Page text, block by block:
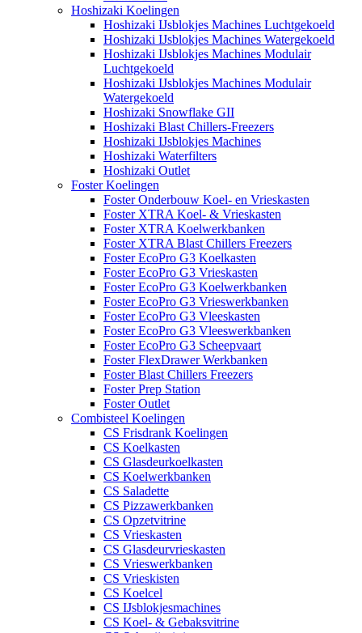
Hoshizaki Koelingen
Hoshizaki IJsblokjes Machines Luchtgekoeld
Hoshizaki IJsblokjes Machines Watergekoeld
Hoshizaki IJsblokjes Machines Modulair
Luchtgekoeld
Hoshizaki IJsblokjes Machines Modulair
Watergekoeld
Hoshizaki Snowflake GII
Hoshizaki Blast Chillers-Freezers
Hoshizaki IJsblokjes Machines
Hoshizaki Waterfilters
Hoshizaki Outlet
Foster Koelingen
Foster Onderbouw Koel- en Vrieskasten
Foster XTRA Koel- & Vrieskasten
Foster XTRA Koelwerkbanken
Foster XTRA Blast Chillers Freezers
Foster EcoPro G3 Koelkasten
Foster EcoPro G3 Vrieskasten
Foster EcoPro G3 Koelwerkbanken
Foster EcoPro G3 Vrieswerkbanken
Foster EcoPro G3 Vleeskasten
Foster EcoPro G3 Vleeswerkbanken
Foster EcoPro G3 Scheepvaart
Foster FlexDrawer Werkbanken
Foster Blast Chillers Freezers
Foster Prep Station
Foster Outlet
Combisteel Koelingen
CS Frisdrank Koelingen
CS Koelkasten
CS Glasdeurkoelkasten
CS Koelwerkbanken
CS Saladette
CS Pizzawerkbanken
CS Opzetvitrine
CS Vrieskasten
CS Glasdeurvrieskasten
CS Vrieswerkbanken
CS Vrieskisten
CS Koelcel
CS IJsblokjesmachines
CS Koel- & Gebaksvitrine